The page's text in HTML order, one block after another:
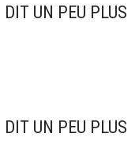
UN PEU PLUS
UN PEU PLUS